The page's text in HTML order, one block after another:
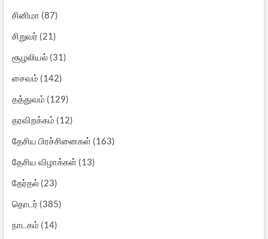
சினிமா (87)
சிறுவர் (21)
சூழலியல்(31)
சைவம் (142)
தத்துவம் (129)
தரவிறக்கம் (12)
தேசிய பிரச்சினைகள்(163)
தேசிய விழாக்கள்(13)
தேர்தல்(23)
தொடர் (385)
நாடகம் (14)